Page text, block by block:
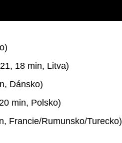
18 min, Litva)
Dánsko)
min, Polsko)
Francie/Rumunsko/Turecko)